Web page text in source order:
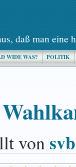
daß man eine
WIDE WAS? POLITIK
vonsvb